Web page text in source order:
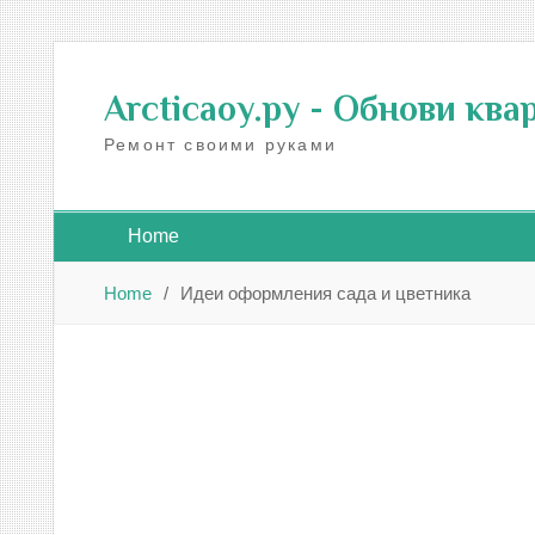
Skip
to
contentArcticaoy.ру - Обнови
Ремонт своими руками
Home
Home Идеи оформления сада и цветника